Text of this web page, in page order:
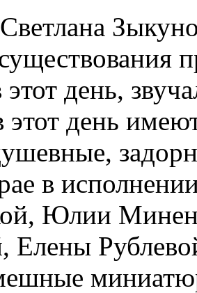
этот день,
этот день
в
Юлии
Елены